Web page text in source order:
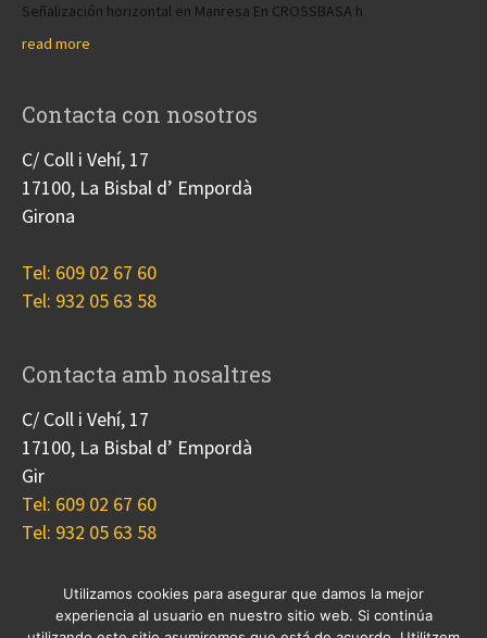
Señalización horizontal en Manresa En CROSSBASA h
read more
Contacta con nosotros
C/ Coll i Vehí, 17
17100, La Bisbal d’ Empordà
Girona
Tel: 609 02 67 60
Tel: 932 05 63 58
Contacta amb nosaltres
C/ Coll i Vehí, 17
17100, La Bisbal d’ Empordà
Gir
Tel: 609 02 67 60
Tel: 932 05 63 58
Nosotros Proyectos Blog Contacto
Utilizamos cookies para asegurar que damos la mejor
experiencia al usuario en nuestro sitio web. Si continúa